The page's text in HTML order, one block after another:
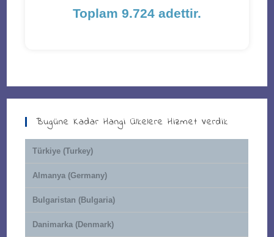
Toplam 9.724 adettir.
Bugüne Kadar Hangi Ülkelere Hizmet Verdik
Türkiye (Turkey)
Almanya (Germany)
Bulgaristan (Bulgaria)
Danimarka (Denmark)